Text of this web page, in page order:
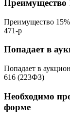
Преимущество
Преимущество 15%
471-р
Попадает в
Попадает в
616 (223ФЗ)
Необходимо
форме